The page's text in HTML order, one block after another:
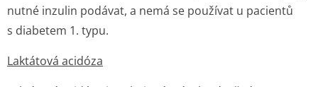
nutné inzulin podávat, a nemá se používat u pacientů
s diabetem 1. typu.
Laktátová acidóza